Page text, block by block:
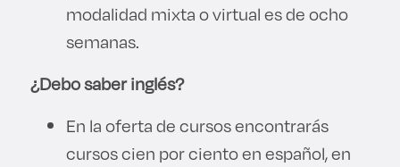
modalidad mixta o virtual es de ocho
semanas.
¿Debo saber inglés?
En la oferta de cursos encontrarás
cursos cien por ciento en español, en